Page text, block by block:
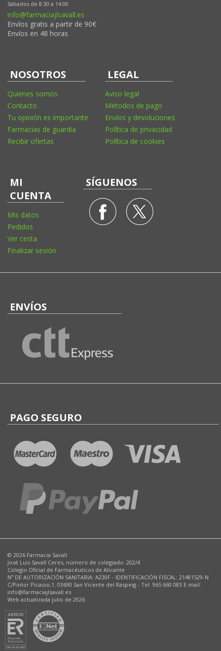
Sábados de 8:30 a 14:00
info@farmaciajlsavall.es
Envíos gratis a partir de 90€
Envíos en 48 horas
NOSOTROS
Quienes somos
Contacto
Tu opinión es importante
Farmacias de guardia
Recibir ofertas
LEGAL
Aviso legal
Métodos de pago
Envíos y devoluciones
Política de privacidad
Política de cookies
MI
CUENTA
Mis datos
Pedidos
Ver cesta
Finalizar sesión
SÍGUENOS
ENVÍOS
PAGO SEGURO
© 2026 Farmacia Savall
José Luis Savall Ceres, número de colegiado: 202/4
Colegio Oficial de Farmacéuticos de Alicante
Nº DE AUTORIZACIÓN SANITARIA: A230F - IDENTIFICACIÓN FISCAL: 21481529-N
C/Pintor Picasso,1. 03690 San Vicente del Raspeig - Tel: 965 660 083 E-mail:
info@farmaciajlsavall.es
Web actualizada julio de 2026